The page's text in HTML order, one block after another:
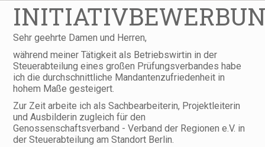
Sehr geehrte Damen und Herren,
während meiner Tätigkeit als Betriebswirtin in der
Steuerabteilung eines großen Prüfungsverbandes habe
ich die durchschnittliche Mandantenzufriedenheit in
hohem Maße gesteigert.
Zur Zeit arbeite ich als Sachbearbeiterin, Projektleiterin
und Ausbilderin zugleich für den
Genossenschaftsverband - Verband der Regionen e.V. in
der Steuerabteilung am Standort Berlin.